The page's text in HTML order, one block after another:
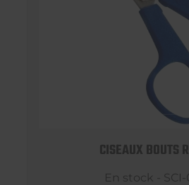
CISEAUX BOUTS
En stock - SCI-